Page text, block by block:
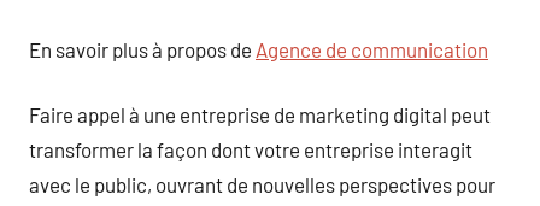
En savoir plus à propos de Agence de communication
Faire appel à une entreprise de marketing digital peut
transformer la façon dont votre entreprise interagit
avec le public, ouvrant de nouvelles perspectives pour